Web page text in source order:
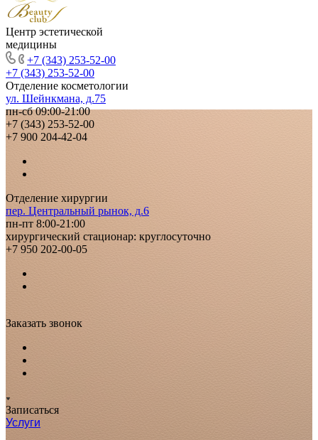
Центр эстетической
медицины
+7 (343) 253-52-00
+7 (343) 253-52-00
Отделение косметологии
ул. Шейнкмана, д.75
пн-сб 09:00-21:00
+7 (343) 253-52-00
+7 900 204-42-04
Отделение хирургии
пер. Центральный рынок, д.6
пн-пт 8:00-21:00
хирургический стационар: круглосуточно
+7 950 202-00-05
Заказать звонок
Записаться
Услуги